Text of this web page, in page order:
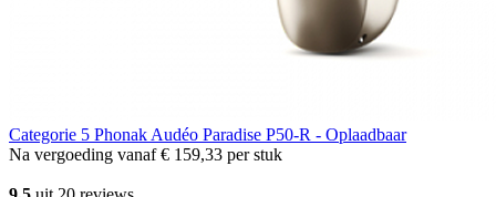
Categorie 5 Phonak Audéo Paradise P50-R - Oplaadbaar
Na vergoeding vanaf€ 159,33 per stuk